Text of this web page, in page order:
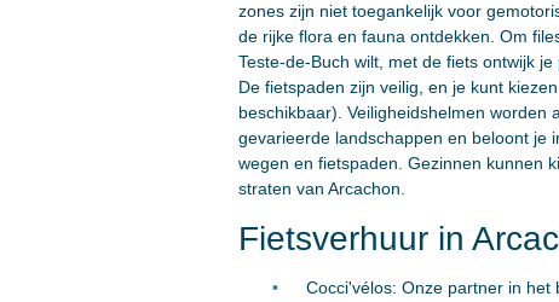
zones zijn niet toegankelijk voor
de rijke flora en fauna ontdekken. Om
Teste-de-Buch wilt, met de fiets ontwijk
De fietspaden zijn veilig, en je kunt
beschikbaar). Veiligheidshelmen
gevarieerde landschappen en beloont je
wegen en fietspaden. Gezinnen kunnen
straten van Arcachon.
Fietsverhuur in
Cocci'vélos: Onze partner in het